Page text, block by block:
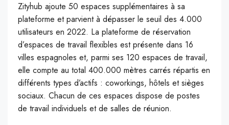
Zityhub ajoute 50 espaces supplémentaires à sa
plateforme et parvient à dépasser le seuil des 4.000
utilisateurs en 2022. La plateforme de réservation
d’espaces de travail flexibles est présente dans 16
villes espagnoles et, parmi ses 120 espaces de travail,
elle compte au total 400.000 mètres carrés répartis en
différents types d’actifs : coworkings, hôtels et sièges
sociaux. Chacun de ces espaces dispose de postes
de travail individuels et de salles de réunion.